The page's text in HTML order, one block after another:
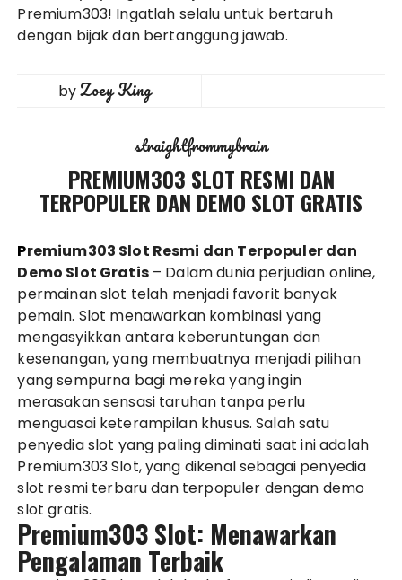
Premium303! Ingatlah selalu untuk bertaruh
dengan bijak dan bertanggung jawab.
byZoey King
straightfrommybrain
PREMIUM303 SLOT RESMI DAN
TERPOPULER DAN DEMO SLOT GRATIS
Premium303 Slot Resmi dan Terpopuler dan
Demo Slot Gratis– Dalam dunia perjudian online,
permainan slot telah menjadi favorit banyak
pemain. Slot menawarkan kombinasi yang
mengasyikkan antara keberuntungan dan
kesenangan, yang membuatnya menjadi pilihan
yang sempurna bagi mereka yang ingin
merasakan sensasi taruhan tanpa perlu
menguasai keterampilan khusus. Salah satu
penyedia slot yang paling diminati saat ini adalah
Premium303 Slot, yang dikenal sebagai penyedia
slot resmi terbaru dan terpopuler dengan demo
slot gratis.
Premium303 Slot: Menawarkan
Pengalaman Terbaik